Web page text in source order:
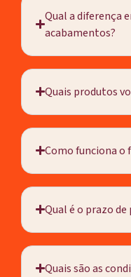
Qual a diferença
acabamentos?
Quais produtos
Como funciona o
Qual é o prazo de
Quais são as